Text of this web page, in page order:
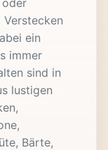
Verstecken
ein
immer
sind in
lustigen
Bärte,